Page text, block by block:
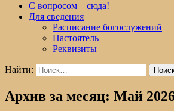
С вопросом – сюда!
Для сведения
Расписание богослужений
Настоятель
Реквизиты
Найти:
Архив за месяц: Май